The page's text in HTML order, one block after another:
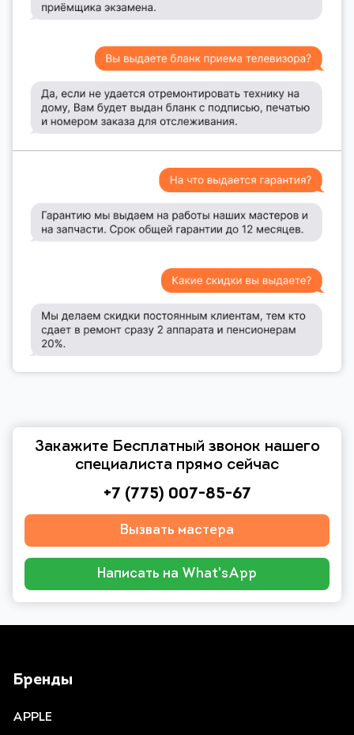
Закажите Бесплатный звонок нашего
специалиста прямо сейчас
+7 (775) 007-85-67
Вызвать мастера
Написать на What'sApp
Бренды
APPLE